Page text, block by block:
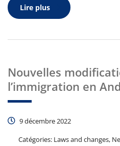
Lire plus
Nouvelles
l’immigration en
9 décembre 2022
Catégories: Laws and changes,